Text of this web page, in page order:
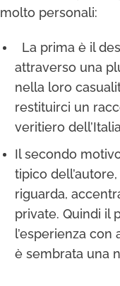
molto personali:
La prima è il
attraverso una
nella loro
restituirci un
veritiero
Il secondo
tipico
riguarda,
private. Quindi il
l’esperienza
è sembrata una